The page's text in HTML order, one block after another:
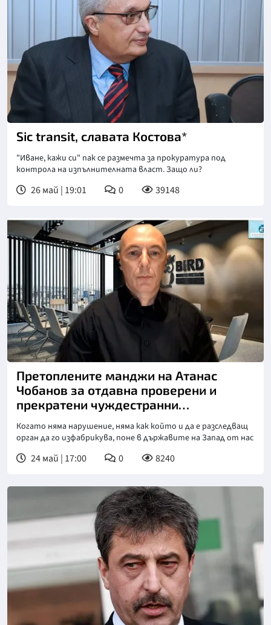
Снимка: БНР
Sic transit, славата Костова*
"Иване, кажи си" пак се размечта за прокуратура под
контрола на изпълнителната власт. Защо ли?
26 май | 19:01 0 39148
Претоплените манджи на Атанас
Чобанов за отдавна проверени и
прекратени чуждестранни
"разследвания"
Когато няма нарушение, няма как който и да е разследващ
орган да го изфабрикува, поне в държавите на Запад от нас
24 май | 17:00 0 8240